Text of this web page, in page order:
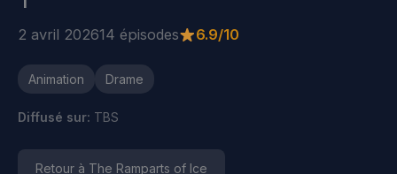
2 avril 202614 épisodes 6.9/10
Animation Drame
Diffusé sur: TBS
Retour à The Ramparts of Ice